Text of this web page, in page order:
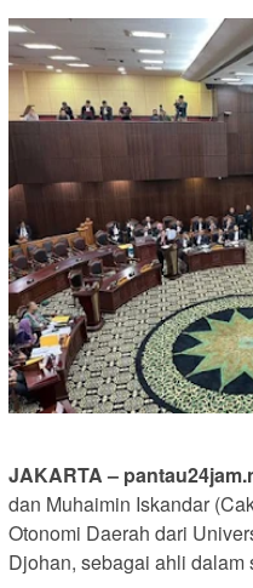
JAKARTA –
dan Muhaimin Iskandar
Otonomi Daerah dari
Djohan, sebagai ahli